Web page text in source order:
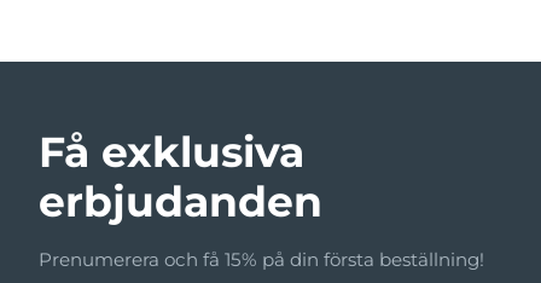
Få exklusiva
erbjudanden
Prenumerera och få 15% på din första beställning!